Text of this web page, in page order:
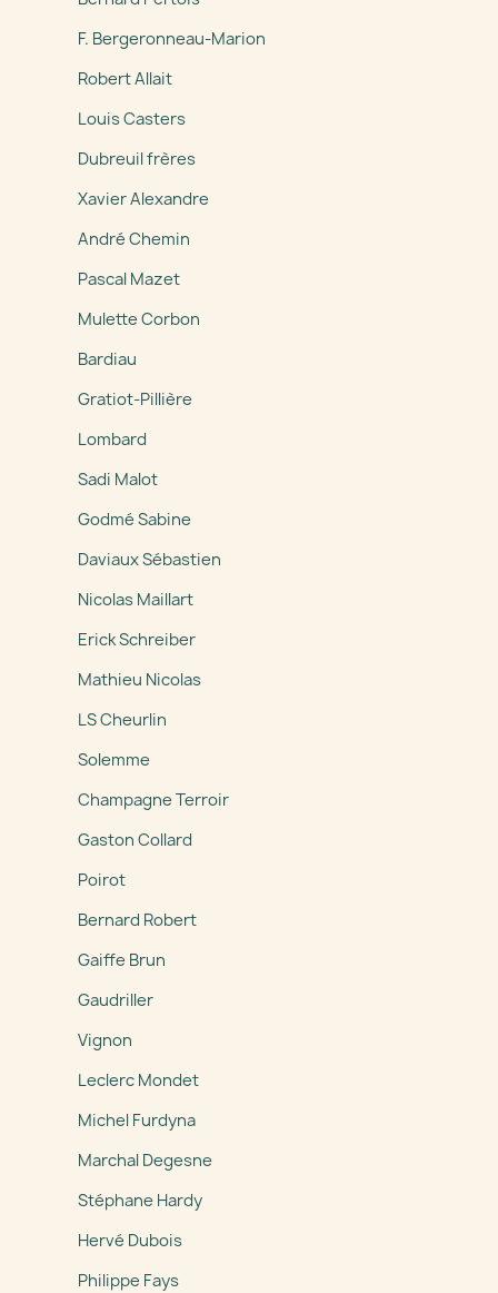
F. Bergeronneau-Marion
Robert Allait
Louis Casters
Dubreuil frères
Xavier Alexandre
André Chemin
Pascal Mazet
Mulette Corbon
Bardiau
Gratiot-Pillière
Lombard
Sadi Malot
Godmé Sabine
Daviaux Sébastien
Nicolas Maillart
Erick Schreiber
Mathieu Nicolas
LS Cheurlin
Solemme
Champagne Terroir
Gaston Collard
Poirot
Bernard Robert
Gaiffe Brun
Gaudriller
Vignon
Leclerc Mondet
Michel Furdyna
Marchal Degesne
Stéphane Hardy
Hervé Dubois
Philippe Fays